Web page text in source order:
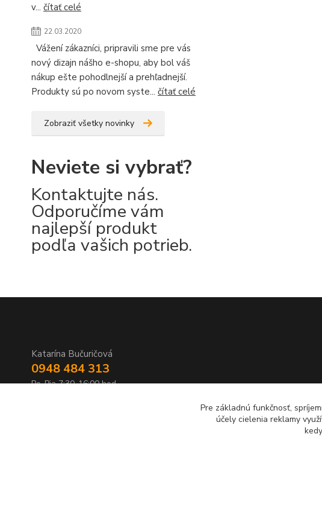
v... čítať celé
22.03.2020
Vážení zákazníci, pripravili sme pre vás
nový dizajn nášho e-shopu, aby bol váš
nákup ešte pohodlnejší a prehľadnejší.
Produkty sú po novom syste... čítať celé
Zobraziť všetky novinky
Neviete si vybrať?
Kontaktujte nás.
Odporučíme vám
najlepší produkt
podľa vašich potrieb.
Katarína Bučuričová
0948 484 313
Po-Pia 7:30-16:00 hod
Pre základnú funkčnosť,
účely cielenia reklamy